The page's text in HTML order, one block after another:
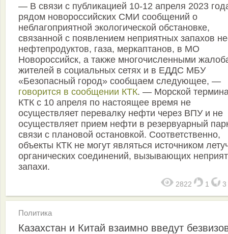
— В связи с публикацией 10-12 апреля 2023
рядом новороссийских СМИ сообщений о
неблагоприятной экологической обстановке,
связанной с появлением неприятных запахов
нефтепродуктов, газа, меркаптанов, в МО
Новороссийск, а также многочисленными
жителей в социальных сетях и в ЕДДС МБУ
«Безопасный город» сообщаем следующее, —
говорится в сообщении КТК. — Морской
КТК с 10 апреля по настоящее время не
осуществляет перевалку нефти через ВПУ и не
осуществляет прием нефти в резервуарный
связи с плановой остановкой. Соответственно,
объекты КТК не могут являться источником
органических соединений, вызывающих
запахи.
2822 1 3
Политика
Казахстан и Китай взаимно введут